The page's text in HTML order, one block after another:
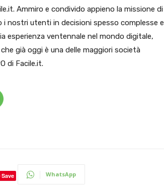
Ammiro e condivido appieno la missione di
i nostri utenti in decisioni spesso complesse e
esperienza ventennale nel mondo digitale,
già oggi è una delle maggiori società
di Facile.it.
Save WhatsApp